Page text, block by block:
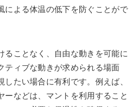
による体温の低下を防ぐことがで
ることなく、自由な動きを可能に
ティブな動きが求められる場面
したい場合に有利です。例えば、
ーなどは、マントを利用すること